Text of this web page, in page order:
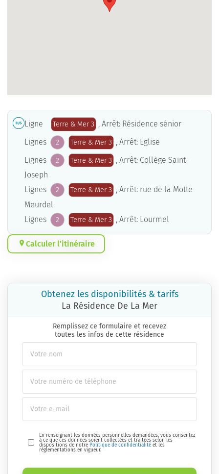
Ligne Terre & Mer 3 , Arrêt: Résidence sénior
Lignes
2 Terre & Mer 3
, Arrêt: Eglise
Lignes
2 Terre & Mer 3
, Arrêt: Collège Saint-
Joseph
Lignes
2 Terre & Mer 3 , Arrêt: rue de la Motte
Meurdel
Lignes
2 Terre & Mer 3 , Arrêt: Lourmel
Calculer l’itinéraire
Obtenez les disponibilités & tarifs
La Résidence De La Mer
Remplissez ce formulaire et recevez
toutes les infos de cette résidence
En renseignant les données personnelles demandées, vous consentez
à ce que ces données soient collectées et traitées selon les
dispositions de notre Politique de confidentialité et les
réglementations en vigueur.